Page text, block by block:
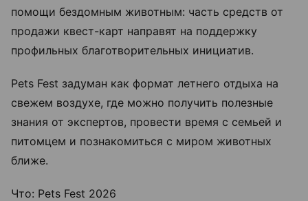
помощи бездомным животным: часть средств от
продажи квест-карт направят на поддержку
профильных благотворительных инициатив.
Pets Fest задуман как формат летнего отдыха на
свежем воздухе, где можно получить полезные
знания от экспертов, провести время с семьей и
питомцем и познакомиться с миром животных
ближе.
Что: Pets Fest 2026